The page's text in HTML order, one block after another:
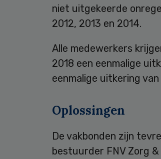
niet uitgekeerde
2012, 2013 en 2014.
Alle medewerkers
2018 een eenmalige
eenmalige uitkering van
Oplossingen
De vakbonden zijn
bestuurder FNV Zorg